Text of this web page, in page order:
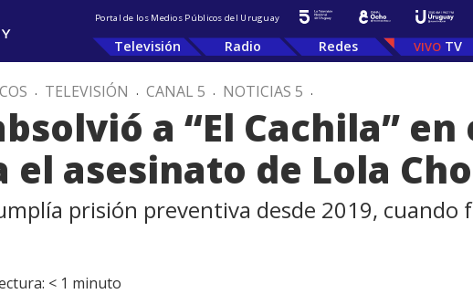
Portal de los Medios Públicos del Uruguay
Televisión Radio Redes TV
. TELEVISIÓN . CANAL 5 . NOTICIAS 5 .
a “El Cachila” en
el asesinato de Lola
prisión preventiva desde 2019, cuando
< 1 minuto